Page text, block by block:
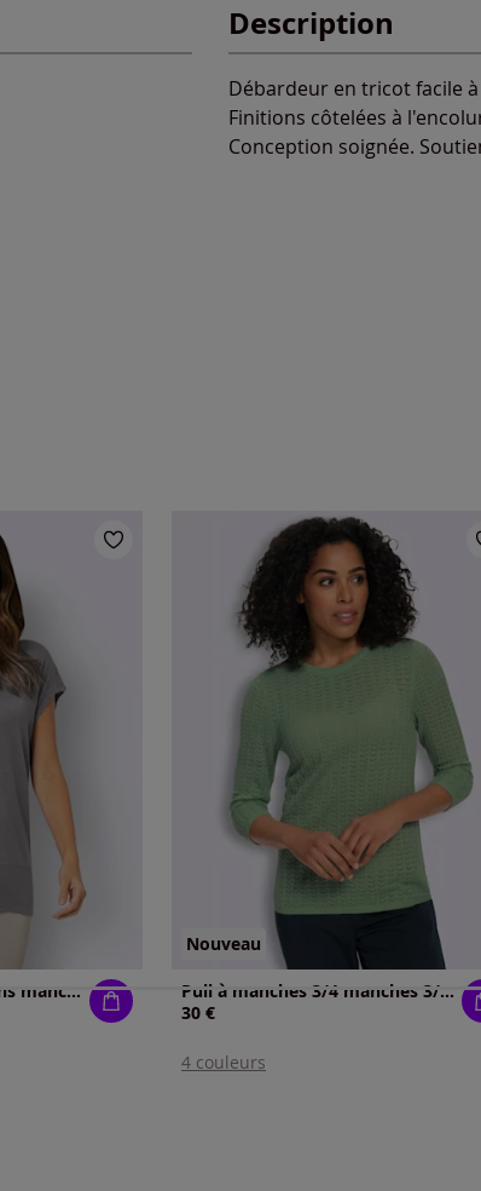
56
Description
Débardeur en tricot facile
Finitions côtelées à
Conception soignée.
Débardeur en tricot sans manches
Nouveau
Pull à manches 3/4 manches 3/4 mode
30 €
4 couleurs